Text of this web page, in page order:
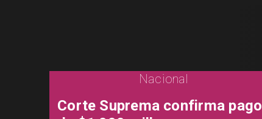
Nacional
Corte Suprema confirma pago